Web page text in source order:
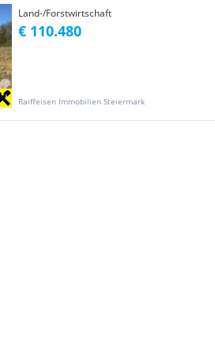
Land-/Forstwirtschaft
Raiffeisen Immobilien Steiermark
€ 110.480